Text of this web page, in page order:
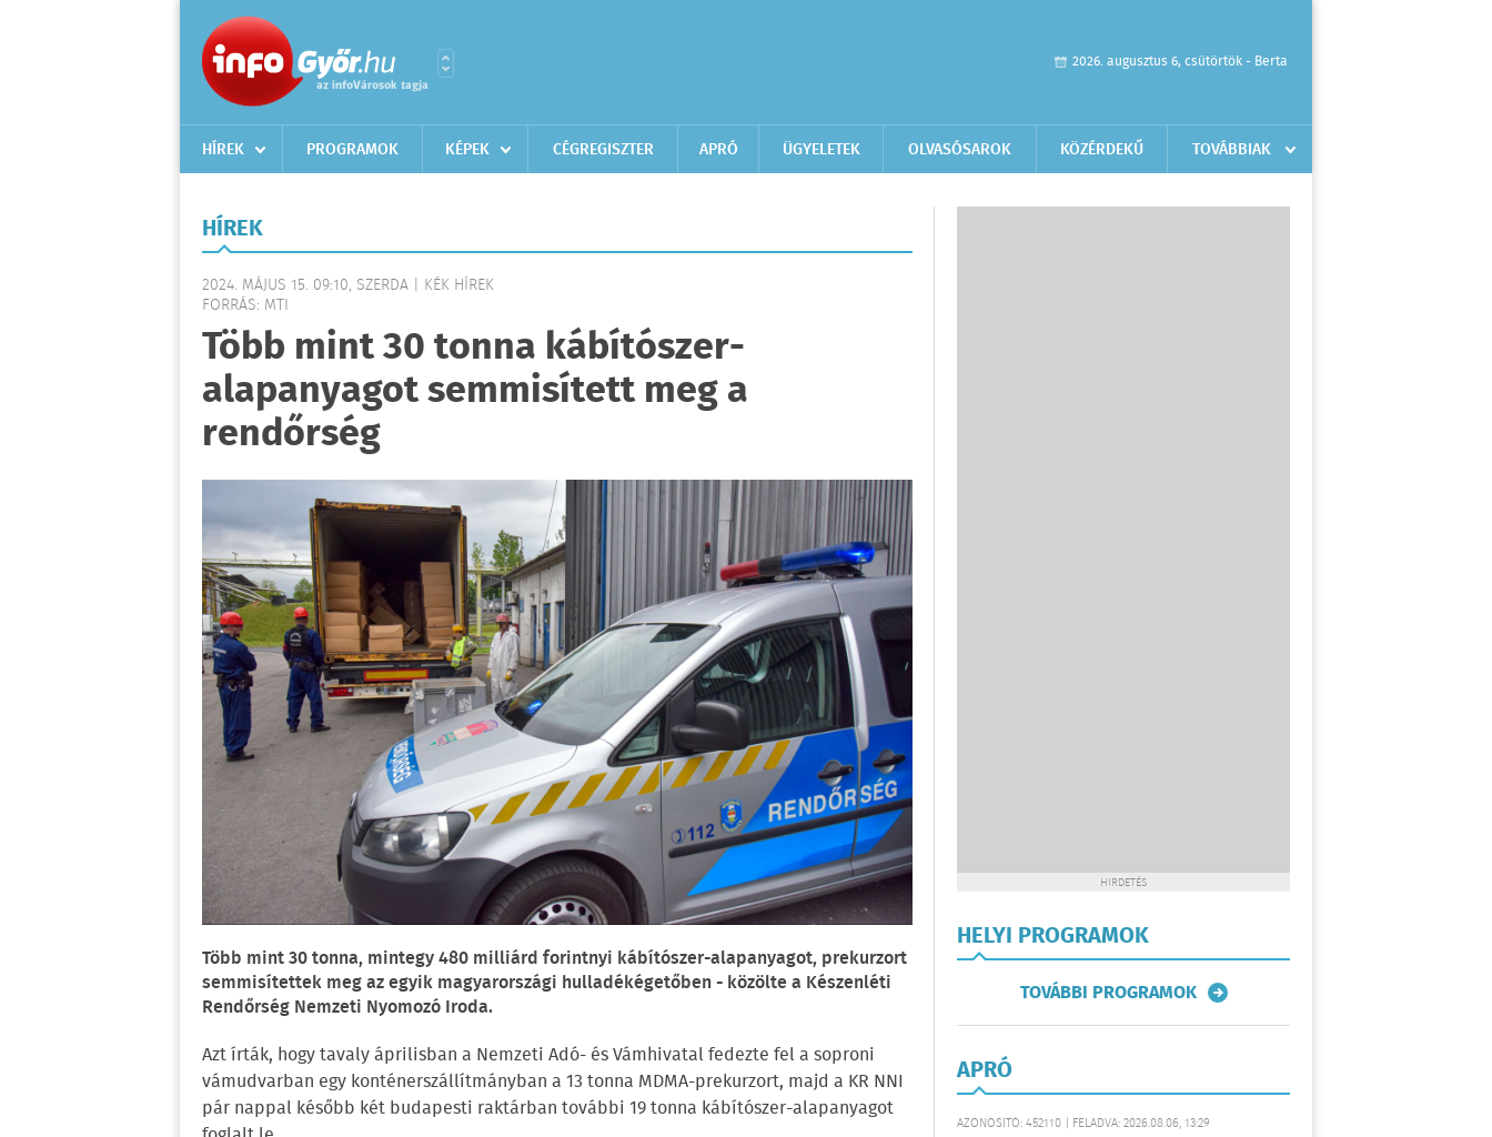
2026. augusztus 6, csütörtök - Berta
HÍREK PROGRAMOK KÉPEK CÉGREGISZTER APRÓ ÜGYELETEK OLVASÓSAROK KÖZÉRDEKŰ TOVÁBBIAK
HÍREK
2024. MÁJUS 15. 09:10, SZERDA | KÉK HÍREK
FORRÁS: MTI
Több mint 30 tonna kábítószer-
alapanyagot semmisített meg a
rendőrség
Több mint 30 tonna, mintegy 480 milliárd forintnyi kábítószer-alapanyagot, prekurzort
semmisítettek meg az egyik magyarországi hulladékégetőben - közölte a Készenléti
Rendőrség Nemzeti Nyomozó Iroda.
Azt írták, hogy tavaly áprilisban a Nemzeti Adó- és Vámhivatal fedezte fel a soproni
vámudvarban egy konténerszállítmányban a 13 tonna MDMA-prekurzort, majd a KR NNI
pár nappal később két budapesti raktárban további 19 tonna kábítószer-alapanyagot
HIRDETÉS
HELYI PROGRAMOK
TOVÁBBI PROGRAMOK
APRÓ
AZONOSÍTÓ: 452110 | FELADVA: 2026.08.06, 13:29